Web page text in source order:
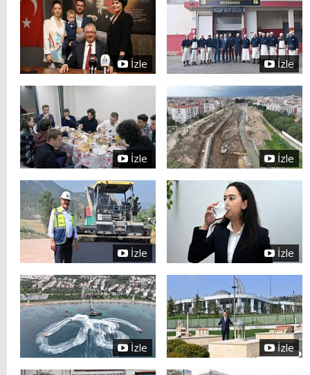
İzle İzle
İzle İzle
İzle İzle
İzle İzle